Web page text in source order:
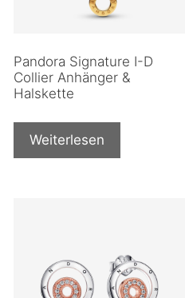
Pandora Signature I-D
Collier Anhänger &
Halskette
Weiterlesen